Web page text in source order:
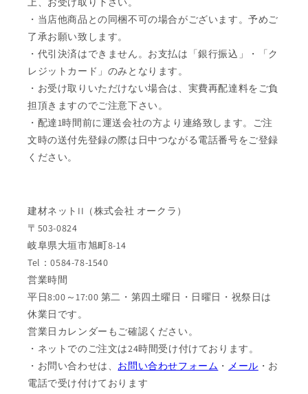
・当店他商品との同梱不可の場合がございます。予めご
了承お願い致します。
・代引決済はできません。お支払は「銀行振込」・「ク
レジットカード」のみとなります。
・お受け取りいただけない場合は、実費再配達料をご負
担頂きますのでご注意下さい。
・配達1時間前に運送会社の方より連絡致します。ご注
文時の送付先登録の際は日中つながる電話番号をご登録
ください。
建材ネットII（株式会社 オークラ）
〒503-0824
岐阜県大垣市旭町8-14
Tel：0584-78-1540
営業時間
平日8:00～17:00 第二・第四土曜日・日曜日・祝祭日は
休業日です。
営業日カレンダーもご確認ください。
・ネットでのご注文は24時間受け付けております。
・お問い合わせは、 お問い合わせフォーム ・ メール ・お
電話で受け付けております